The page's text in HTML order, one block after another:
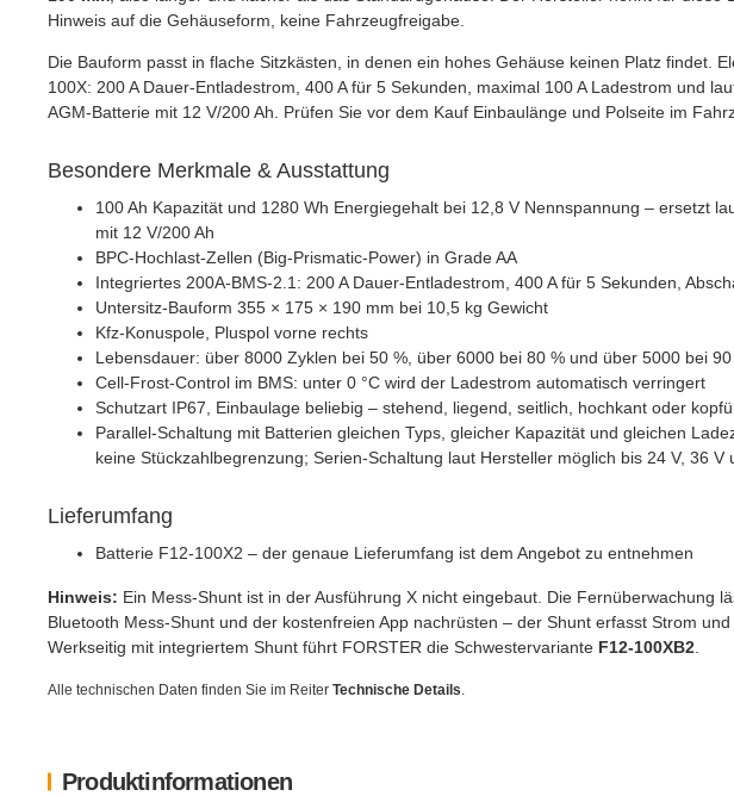
Produktinformationen
Hinweis auf die Gehäuseform, keine Fahrzeugfreigabe.
Die Bauform passt in flache Sitzkästen, in denen ein hohes Gehäuse keinen Platz findet.
100X: 200 A Dauer-Entladestrom, 400 A für 5 Sekunden, maximal 100 A Ladestrom und
AGM-Batterie mit 12 V/200 Ah. Prüfen Sie vor dem Kauf Einbaulänge und Polseite im
Besondere Merkmale & Ausstattung
100 Ah Kapazität und 1280 Wh Energiegehalt bei 12,8 V Nennspannung – ersetzt
mit 12 V/200 Ah
BPC-Hochlast-Zellen (Big-Prismatic-Power) in Grade AA
Integriertes 200A-BMS-2.1: 200 A Dauer-Entladestrom, 400 A für 5 Sekunden,
Untersitz-Bauform 355 × 175 × 190 mm bei 10,5 kg Gewicht
Kfz-Konuspole, Pluspol vorne rechts
Lebensdauer: über 8000 Zyklen bei 50 %, über 6000 bei 80 % und über 5000 bei
Cell-Frost-Control im BMS: unter 0 °C wird der Ladestrom automatisch verringert
Schutzart IP67, Einbaulage beliebig – stehend, liegend, seitlich, hochkant oder
Parallel-Schaltung mit Batterien gleichen Typs, gleicher Kapazität und gleichen
keine Stückzahlbegrenzung; Serien-Schaltung laut Hersteller möglich bis 24 V, 36 V
Lieferumfang
Batterie F12-100X2 – der genaue Lieferumfang ist dem Angebot zu entnehmen
Hinweis: Ein Mess-Shunt ist in der Ausführung X nicht eingebaut. Die Fernüberwachung
Bluetooth Mess-Shunt und der kostenfreien App nachrüsten – der Shunt erfasst Strom
Werkseitig mit integriertem Shunt führt FORSTER die Schwestervariante F12-100XB2
Alle technischen Daten finden Sie im Reiter Technische Details